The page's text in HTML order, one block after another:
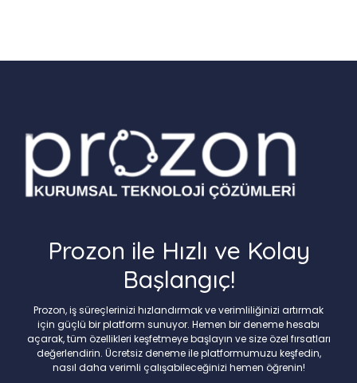
Prozon ile Hızlı ve Kolay
Başlangıç!
Prozon, iş süreçlerinizi hızlandırmak ve verimliliğinizi artırmak
için güçlü bir platform sunuyor. Hemen bir deneme hesabı
açarak, tüm özellikleri keşfetmeye başlayın ve size özel fırsatları
değerlendirin. Ücretsiz deneme ile platformumuzu keşfedin,
nasıl daha verimli çalışabileceğinizi hemen öğrenin!